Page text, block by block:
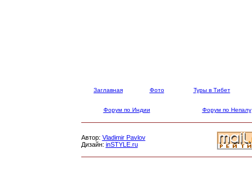
Заглавная Фото Туры в Тибет
Форум по Индии Форум по Непалу
Автор: Vladimir Pavlov
Дизайн: inSTYLE.ru